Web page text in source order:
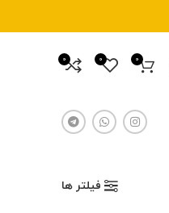
0
0
0
فیلتر ها